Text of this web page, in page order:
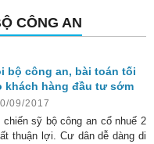
CÔNG AN
bộ công an, bài toán tối
khách hàng đầu tư sớm
09/2017
chiến sỹ bộ công an cổ nhuế 2
thuận lợi. Cư dân dễ dàng di